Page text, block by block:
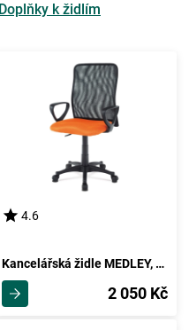
Doplňky k židlím
4.6
Kancelářská židle MEDLEY, oranžová / černá
2 050 Kč